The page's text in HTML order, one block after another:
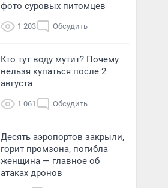
фото суровых питомцев
1 203 Обсудить
Кто тут воду мутит? Почему
нельзя купаться после 2
августа
1 061 Обсудить
Десять аэропортов закрыли,
горит промзона, погибла
женщина — главное об
атаках дронов